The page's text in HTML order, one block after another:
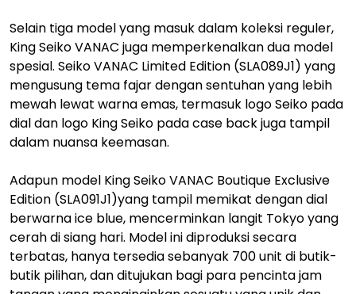
Selain tiga model yang masuk dalam koleksi reguler,
King Seiko VANAC juga memperkenalkan dua model
spesial. Seiko VANAC Limited Edition (SLA089J1) yang
mengusung tema fajar dengan sentuhan yang lebih
mewah lewat warna emas, termasuk logo Seiko pada
dial dan logo King Seiko pada case back juga tampil
dalam nuansa keemasan.
Adapun model King Seiko VANAC Boutique Exclusive
Edition (SLA091J1)yang tampil memikat dengan dial
berwarna ice blue, mencerminkan langit Tokyo yang
cerah di siang hari. Model ini diproduksi secara
terbatas, hanya tersedia sebanyak 700 unit di butik-
butik pilihan, dan ditujukan bagi para pencinta jam